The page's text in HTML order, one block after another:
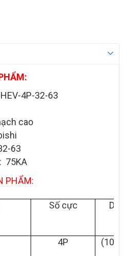
4P-32-63
cao
63
75KA
PHẨM:
Số cực
4P